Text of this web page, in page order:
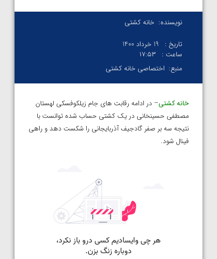
نویسنده: خانه کشتی
تاریخ :
19 خرداد 1400
ساعت :
۱۷:۵۳
منبع: اختصاصی خانه کشتی
خانه کشتی– در ادامه رقابت های جام زیلکوفسکی لهستان
مصطفی حسینخانی در یک کشتی حساب شده توانست با
نتیجه سه بر صفر گادجیف آذربایجانی را شکست دهد و راهی
فینال شود.